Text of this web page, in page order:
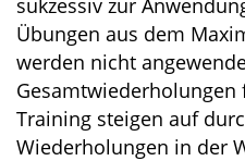
sukzessiv zur
Übungen aus dem
werden nicht
Gesamtwiederholungen
Training steigen auf
Wiederholungen in der